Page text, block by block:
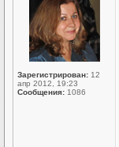
Зарегистрирован: 12
апр 2012, 19:23
Сообщения: 1086